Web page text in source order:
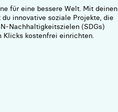
für eine bessere Welt. Mit deinen
innovative soziale Projekte, die
Nachhaltigkeitszielen (SDGs)
kostenfrei einrichten.